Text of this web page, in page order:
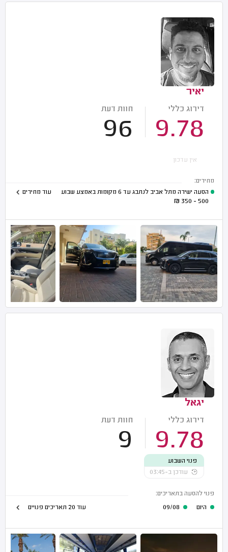
יאיר
דירוג כללי
9.78
חוות דעת
96
אין עדכון
מחירים:
הסעה ישירה מתל אביב לנתבג עד 6 מקומות באמצע שבוע
500 - 350
₪
עוד מחירים
יגאל
דירוג כללי
9.78
חוות דעת
9
פנוי השבוע
עודכן ב-03:45
פנוי להסעה בתאריכים:
היום
עוד 20 תאריכים פנויים